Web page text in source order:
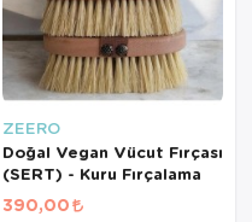
ZEERO
Doğal Vegan Vücut Fırçası
(SERT) - Kuru Fırçalama
390,00